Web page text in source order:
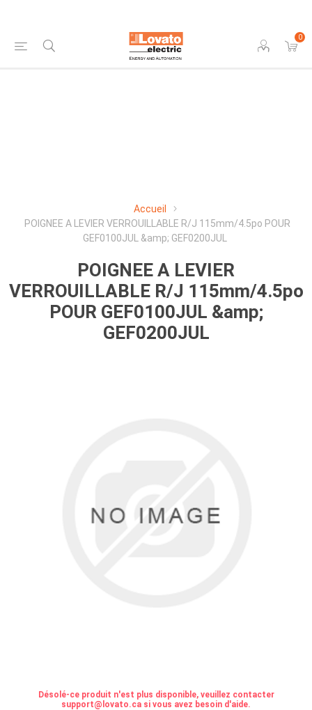
0
Accueil
POIGNEE A LEVIER VERROUILLABLE R/J 115mm/4.5po POUR
GEF0100JUL &amp; GEF0200JUL
POIGNEE A LEVIER
VERROUILLABLE R/J 115mm/4.5po
POUR GEF0100JUL &amp;
GEF0200JUL
Désolé-ce produit n'est plus disponible, veuillez contacter
support@lovato.ca si vous avez besoin d'aide.